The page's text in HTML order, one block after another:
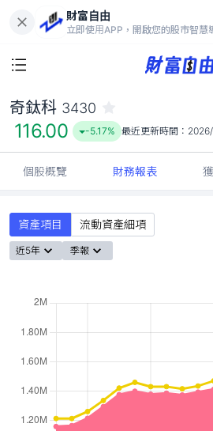
財富自由
立即使用APP，開啟您的股市智慧
116.00
-5.17%
奇鈦科 3430
116.00 -5.17% 最近更新時間：
個股概覽 財務報表
資產項目 流動資產細項
近5年 季報